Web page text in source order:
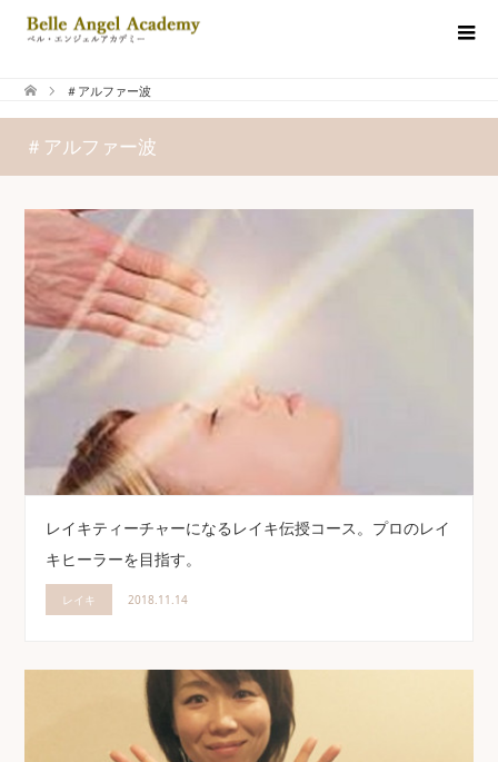
＃アルファー波
＃アルファー波
レイキティーチャーになるレイキ伝授コース。プロのレイ
キヒーラーを目指す。
レイキ 2018.11.14